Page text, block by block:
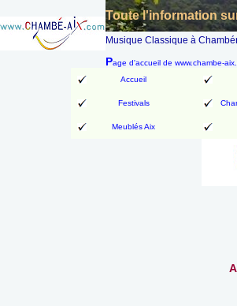
Toute l'information
Musique Classique à
Page d'accueil de www.chambe-
Accueil
Festivals
Meublés Aix